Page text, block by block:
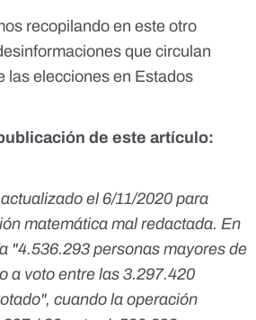
recopilando en este otro
que circulan
las elecciones en Estados
de este artículo:
el 6/11/2020 para
matemática mal redactada. En
"4.536.293 personas mayores de
a voto entre las 3.297.420
cuando la operación